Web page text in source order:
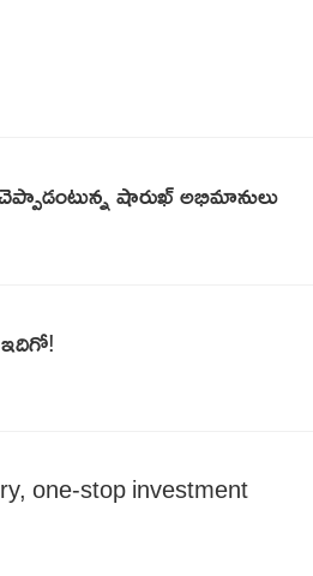
షారుఖ్ అభిమానులు
one-stop investment